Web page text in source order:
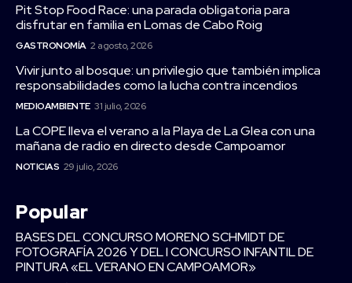
Pit Stop Food Race: una parada obligatoria para
disfrutar en familia en Lomas de Cabo Roig
GASTRONOMÍA 2 agosto, 2026
Vivir junto al bosque: un privilegio que también implica
responsabilidades como la lucha contra incendios
MEDIOAMBIENTE 31 julio, 2026
La COPE lleva el verano a la Playa de La Glea con una
mañana de radio en directo desde Campoamor
NOTICIAS 29 julio, 2026
Popular
BASES DEL CONCURSO MORENO SCHMIDT DE
FOTOGRAFÍA 2026 Y DEL I CONCURSO INFANTIL DE
PINTURA «EL VERANO EN CAMPOAMOR»